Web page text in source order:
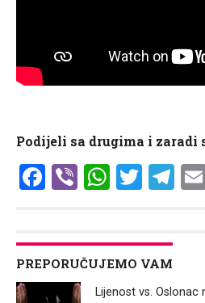
Podijeli sa drugima i zaradi
Facebook
Viber
PREPORUČUJEMO VAM
Lijenost vs. Oslonac